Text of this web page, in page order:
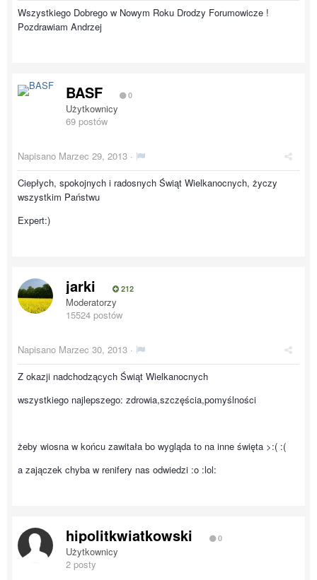
Wszystkiego Dobrego w Nowym Roku Drodzy Forumowicze !
Pozdrawiam Andrzej
BASF 0
Użytkownicy
69 postów
Napisano Marzec 29, 2013 ·
Ciepłych, spokojnych i radosnych Świąt Wielkanocnych, życzy
wszystkim Państwu
Expert:)
jarki 212
Moderatorzy
15524 postów
Napisano Marzec 30, 2013 ·
Z okazji nadchodzących Świąt Wielkanocnych
wszystkiego najlepszego: zdrowia,szczęścia,pomyślności
żeby wiosna w końcu zawitała bo wygląda to na inne święta >:( :(
a zajączek chyba w renifery nas odwiedzi :o :lol:
hipolitkwiatkowski 0
Użytkownicy
2 posty